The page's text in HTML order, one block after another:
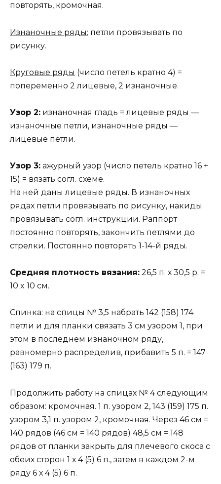
повторять, кромочная.
Изнаночные ряды: петли провязывать по
рисунку.
Круговые ряды (число петель кратно 4) =
попеременно 2 лицевые, 2 изнаночные.
Узор 2: изнаночная гладь = лицевые ряды —
изнаночные петли, изнаночные ряды —
лицевые петли.
Узор 3: ажурный узор (число петель кратно 16 +
15) = вязать согл. схеме.
На ней даны лицевые ряды. В изнаночных
рядах петли провязывать по рисунку, накиды
провязывать согл. инструкции. Раппорт
постоянно повторять, закончить петлями до
стрелки. Постоянно повторять 1-14-й ряды.
Средняя плотность вязания: 26,5 п. х 30,5 р. =
10 x 10 см.
Спинка: на спицы № 3,5 набрать 142 (158) 174
петли и для планки связать 3 см узором 1, при
этом в последнем изнаночном ряду,
равномерно распределив, прибавить 5 п. = 147
(163) 179 п.
Продолжить работу на спицах № 4 следующим
образом: кромочная. 1 п. узором 2, 143 (159) 175 п.
узором 3,1 п. узором 2, кромочная. Через 46 см =
140 рядов (46 см = 140 рядов) 48,5 см = 148
рядов от планки закрыть для плечевого скоса с
обеих сторон 1 х 4 (5) 6 п., затем в каждом 2-м
ряду 6 х 4 (5) 6 п.